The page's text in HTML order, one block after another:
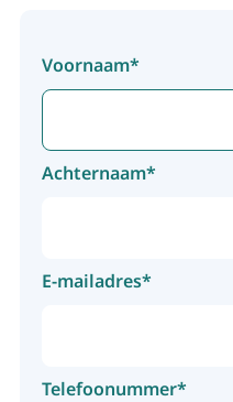
Voornaam*
Achternaam*
E-mailadres*
Telefoonummer*